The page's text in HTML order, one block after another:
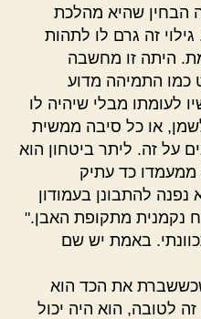
הבחין שהיא מהלכת
זה גרם לו לתהות
היתה זו מחשבה
כמו התמיהה מדוע
לעומתו מבלי שיהיה לו
או כל סיבה ממשית
על זה. ליתר ביטחון הוא
כד עתיק
להתבונן בעמודון
נקמנית מתקופת האבן."
באמת יש שם
את הכד הוא
לטובה, הוא היה יכול